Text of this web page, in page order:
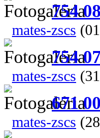
754
mates-zscs
754
mates-zscs
671
mates-zscs